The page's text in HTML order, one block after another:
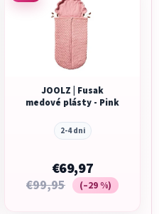
JOOLZ | Fusak
medové plásty - Pink
2-4 dni
€69,97
€99,95 (–29 %)